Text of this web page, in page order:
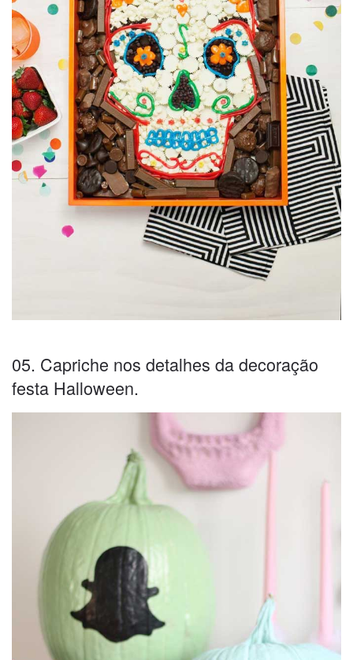
05. Capriche nos detalhes da decoração
festa Halloween.